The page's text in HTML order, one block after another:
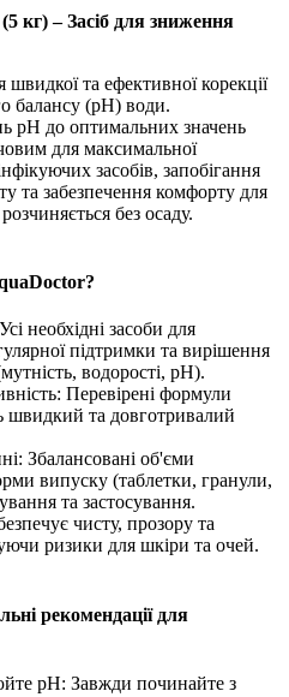
кг) – Засіб для зниження
та ефективної корекції
балансу (pH) води.
pH до оптимальних значень
для максимальної
засобів, запобігання
та забезпечення комфорту для
без осаду.
необхідні засоби для
підтримки та вирішення
водорості, pH).
Перевірені формули
швидкий та довготривалий
Збалансовані об'єми
випуску (таблетки, гранули,
та застосування.
чисту, прозору та
ризики для шкіри та очей.
рекомендації для
pH: Завжди починайте з